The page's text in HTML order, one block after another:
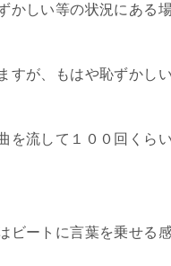
かしい等の状況にある
すが、もはや恥ずかし
を流して１００回くら
ビートに言葉を乗せる